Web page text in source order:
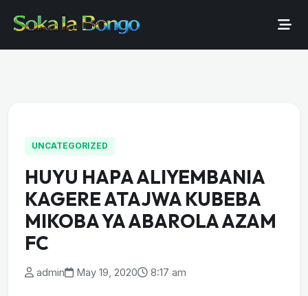
UNCATEGORIZED
HUYU HAPA ALIYEMBANIA
KAGERE ATAJWA KUBEBA
MIKOBA YA ABAROLA AZAM
FC
admin May 19, 2020 8:17 am